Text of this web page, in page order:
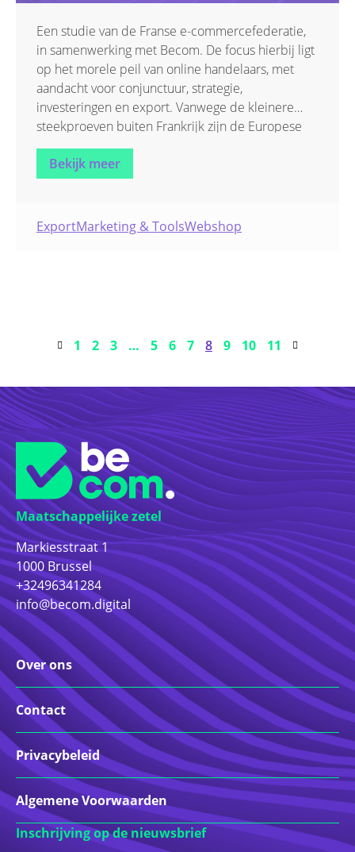
Een studie van de Franse e-commercefederatie,
in samenwerking met Becom. De focus hierbij ligt
op het morele peil van online handelaars, met
aandacht voor conjunctuur, strategie,
investeringen en export. Vanwege de kleinere
steekproeven buiten Frankrijk zijn de Europese
resultaten samengevoegd en vergeleken met de
uitgebreide Franse data.
Bekijk meer
ExportMarketing & ToolsWebshop
1 2 3 … 5 6 7 8 9 10 11
Maatschappelijke zetel
Markiesstraat 1
1000 Brussel
+32496341284
info@becom.digital
Over ons
Contact
Privacybeleid
Algemene Voorwaarden
Inschrijving op de nieuwsbrief